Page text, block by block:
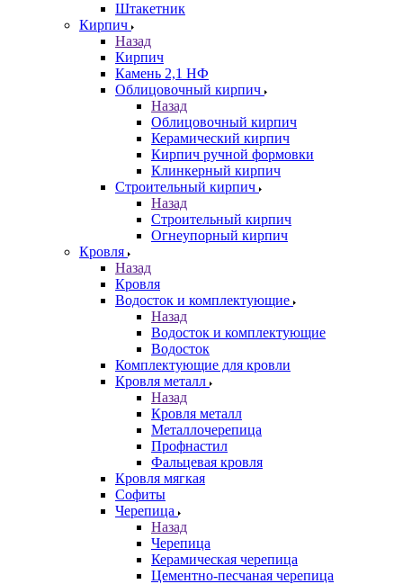
Штакетник
Кирпич
Назад
Кирпич
Камень 2,1 НФ
Облицовочный кирпич
Назад
Облицовочный кирпич
Керамический кирпич
Кирпич ручной формовки
Клинкерный кирпич
Строительный кирпич
Назад
Строительный кирпич
Огнеупорный кирпич
Кровля
Назад
Кровля
Водосток и комплектующие
Назад
Водосток и комплектующие
Водосток
Комплектующие для кровли
Кровля металл
Назад
Кровля металл
Металлочерепица
Профнастил
Фальцевая кровля
Кровля мягкая
Софиты
Черепица
Назад
Черепица
Керамическая черепица
Цементно-песчаная черепица